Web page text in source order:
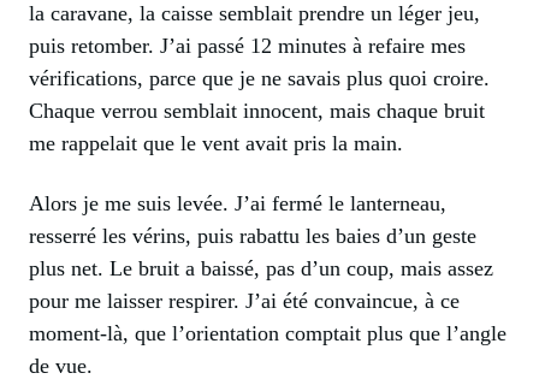
la caravane, la caisse semblait prendre un léger jeu,
puis retomber. J’ai passé 12 minutes à refaire mes
vérifications, parce que je ne savais plus quoi croire.
Chaque verrou semblait innocent, mais chaque bruit
me rappelait que le vent avait pris la main.
Alors je me suis levée. J’ai fermé le lanterneau,
resserré les vérins, puis rabattu les baies d’un geste
plus net. Le bruit a baissé, pas d’un coup, mais assez
pour me laisser respirer. J’ai été convaincue, à ce
moment-là, que l’orientation comptait plus que l’angle
de vue.